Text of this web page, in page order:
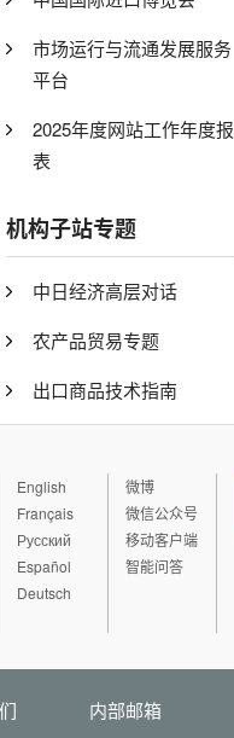
市场运行与流通发展服务
平台
2025年度网站工作年度报
表
机构子站专题
中日经济高层对话
农产品贸易专题
出口商品技术指南
English
Français
Русский
Español
Deutsch
微博
微信公众号
移动客户端
智能问答
内部邮箱